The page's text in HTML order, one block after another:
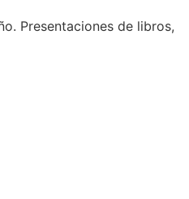
Presentaciones de libros,